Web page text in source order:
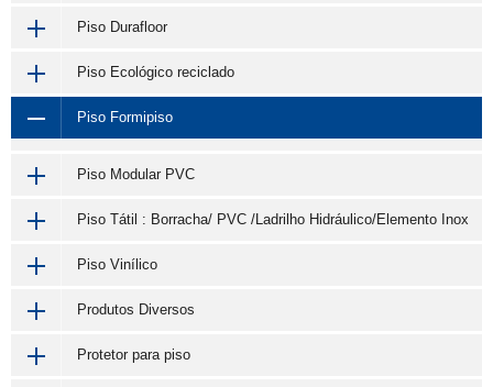
Piso Durafloor
Piso Ecológico reciclado
Piso Formipiso
Piso Modular PVC
Piso Tátil : Borracha/ PVC /Ladrilho Hidráulico/Elemento Inox
Piso Vinílico
Produtos Diversos
Protetor para piso